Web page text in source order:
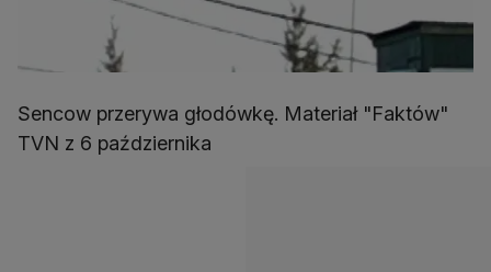
Sencow przerywa głodówkę. Materiał "Faktów"
TVN z 6 października